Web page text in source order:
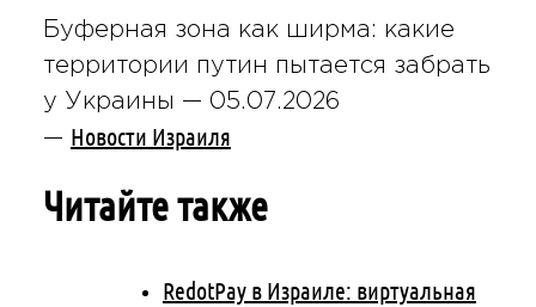
Буферная зона как ширма: какие
территории путин пытается забрать
у Украины — 05.07.2026
— Новости Израиля
Читайте также
RedotPay в Израиле: виртуальная